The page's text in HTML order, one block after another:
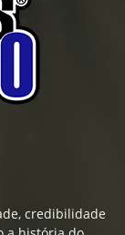
credibilidade